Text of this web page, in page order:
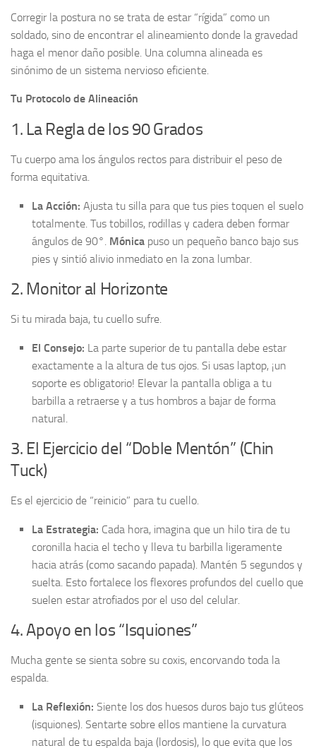
Corregir la postura no se trata de estar “rígida” como un
soldado, sino de encontrar el alineamiento donde la gravedad
haga el menor daño posible. Una columna alineada es
sinónimo de un sistema nervioso eficiente.
Tu Protocolo de Alineación
1. La Regla de los 90 Grados
Tu cuerpo ama los ángulos rectos para distribuir el peso de
forma equitativa.
La Acción: Ajusta tu silla para que tus pies toquen el suelo
totalmente. Tus tobillos, rodillas y cadera deben formar
ángulos de 90°. Mónica puso un pequeño banco bajo sus
pies y sintió alivio inmediato en la zona lumbar.
2. Monitor al Horizonte
Si tu mirada baja, tu cuello sufre.
El Consejo: La parte superior de tu pantalla debe estar
exactamente a la altura de tus ojos. Si usas laptop, ¡un
soporte es obligatorio! Elevar la pantalla obliga a tu
barbilla a retraerse y a tus hombros a bajar de forma
natural.
3. El Ejercicio del “Doble Mentón” (Chin
Tuck)
Es el ejercicio de “reinicio” para tu cuello.
La Estrategia: Cada hora, imagina que un hilo tira de tu
coronilla hacia el techo y lleva tu barbilla ligeramente
hacia atrás (como sacando papada). Mantén 5 segundos y
suelta. Esto fortalece los flexores profundos del cuello que
suelen estar atrofiados por el uso del celular.
4. Apoyo en los “Isquiones”
Mucha gente se sienta sobre su coxis, encorvando toda la
espalda.
La Reflexión: Siente los dos huesos duros bajo tus glúteos
(isquiones). Sentarte sobre ellos mantiene la curvatura
natural de tu espalda baja (lordosis), lo que evita que los